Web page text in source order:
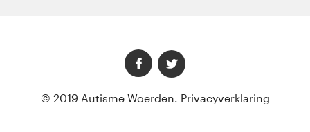
© 2019 Autisme Woerden. Privacyverklaring